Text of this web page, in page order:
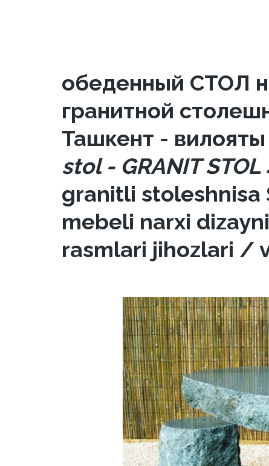
обеденный СТОЛ
гранитной
Ташкент - вилояты
stol - GRANIT STOL
granitli stoleshnisa
mebeli narxi
rasmlari jihozlari /